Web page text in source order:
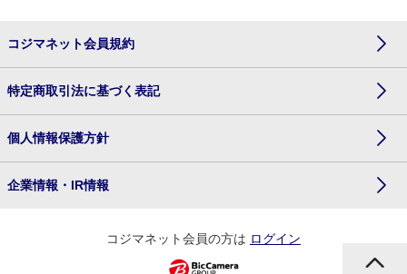
コジマネット会員規約
特定商取引法に基づく表記
個人情報保護方針
企業情報・IR情報
コジマネット会員の方は ログイン